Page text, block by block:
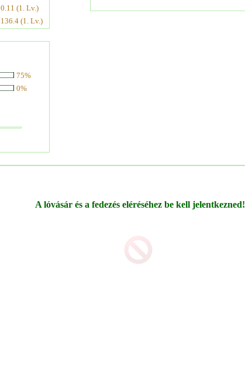
0.11 (1. Lv.)
136.4 (1. Lv.)
75%
0%
A lóvásár és a fedezés eléréséhez be kell jelentkezned!